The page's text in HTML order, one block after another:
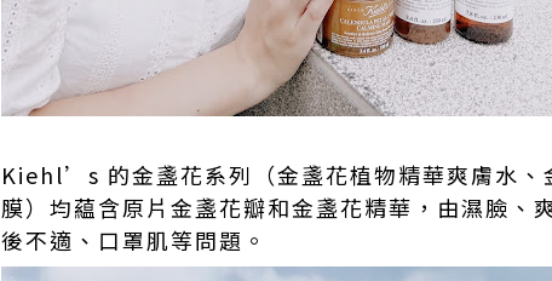
Kiehl’s 的金盞花系列（金盞花植物精華爽膚水、
膜）均藴含原片金盞花瓣和金盞花精華，由濕臉
後不適、口罩肌等問題。